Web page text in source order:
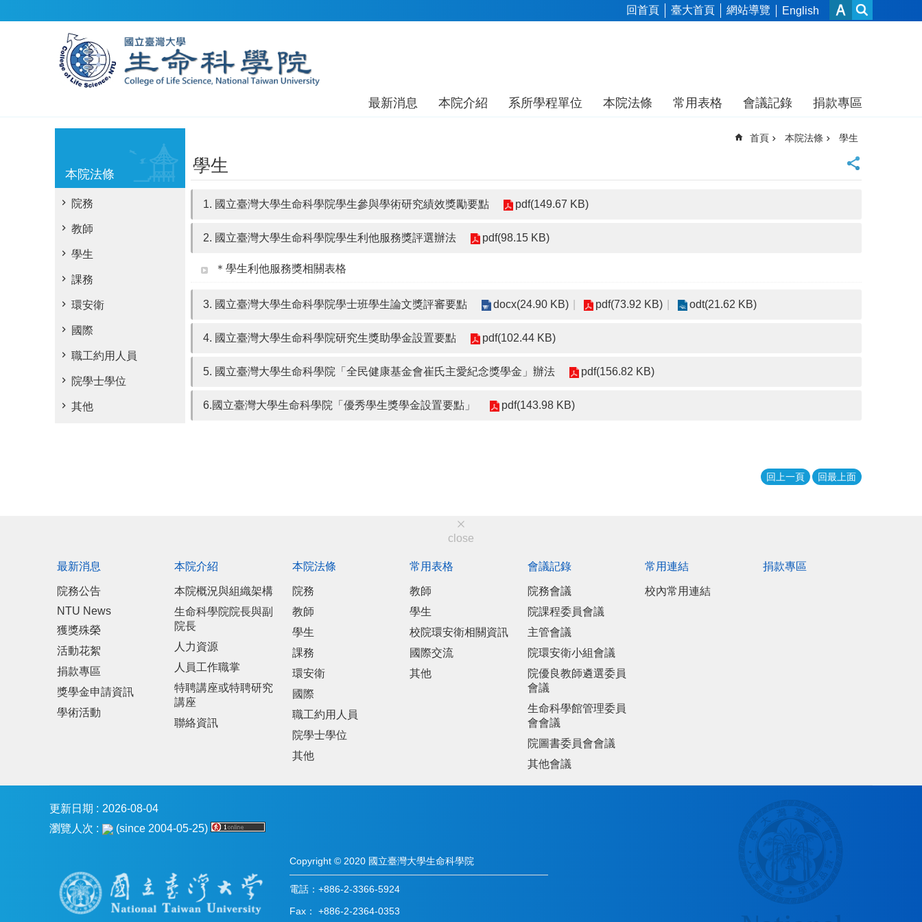
回首頁 臺大首頁 網站導覽 English
最新消息 本院介紹 系所學程單位 本院法條 常用表格 會議記錄 捐款專區
本院法條
院務
教師
學生
課務
環安衛
國際
職工約用人員
院學士學位
其他
首頁 本院法條 學生
學生
1. 國立臺灣大學生命科學院學生參與學術研究績效獎勵要點 pdf(149.67 KB)
2. 國立臺灣大學生命科學院學生利他服務獎評選辦法 pdf(98.15 KB)
＊學生利他服務獎相關表格
3. 國立臺灣大學生命科學院學士班學生論文獎評審要點 docx(24.90 KB) pdf(73.92 KB) odt(21.62 KB)
4. 國立臺灣大學生命科學院研究生獎助學金設置要點 pdf(102.44 KB)
5. 國立臺灣大學生命科學院「全民健康基金會崔氏主愛紀念獎學金」辦法 pdf(156.82 KB)
6.國立臺灣大學生命科學院「優秀學生獎學金設置要點」 pdf(143.98 KB)
回上一頁 回最上面
close
最新消息
院務公告
NTU News
獲獎殊榮
活動花絮
捐款專區
獎學金申請資訊
學術活動
本院介紹
本院概況與組織架構
生命科學院院長與副
院長
人力資源
人員工作職掌
特聘講座或特聘研究
講座
聯絡資訊
本院法條
院務
教師
學生
課務
環安衛
國際
職工約用人員
院學士學位
其他
常用表格
教師
學生
校院環安衛相關資訊
國際交流
其他
會議記錄
院務會議
院課程委員會議
主管會議
院環安衛小組會議
院優良教師遴選委員
會議
生命科學館管理委員
會會議
院圖書委員會會議
其他會議
常用連結
校內常用連結
捐款專區
更新日期
2026-08-04
瀏覽人次
(since 2004-05-25)
Copyright © 2020 國立臺灣大學生命科學院
電話：+886-2-3366-5924
Fax： +886-2-2364-0353